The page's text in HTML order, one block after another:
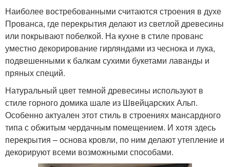
Наиболее востребованными считаются строения в духе
Прованса, где перекрытия делают из светлой древесины
или покрывают побелкой. На кухне в стиле прованс
уместно декорирование гирляндами из чеснока и лука,
подвешенными к балкам сухими букетами лаванды и
пряных специй.
Натуральный цвет темной древесины используют в
стиле горного домика шале из Швейцарских Альп.
Особенно актуален этот стиль в строениях мансардного
типа с обжитым чердачным помещением. И хотя здесь
перекрытия – основа кровли, по ним делают утепление и
декорируют всеми возможными способами.